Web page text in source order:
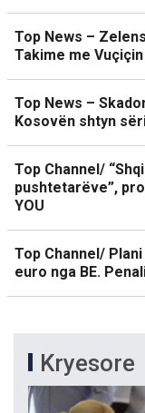
Top News –
Takime me
Top News –
Kosovën shtyn
Top Channel/
pushtetarëve”,
YOU
Top Channel/
euro nga BE.
Kryesore